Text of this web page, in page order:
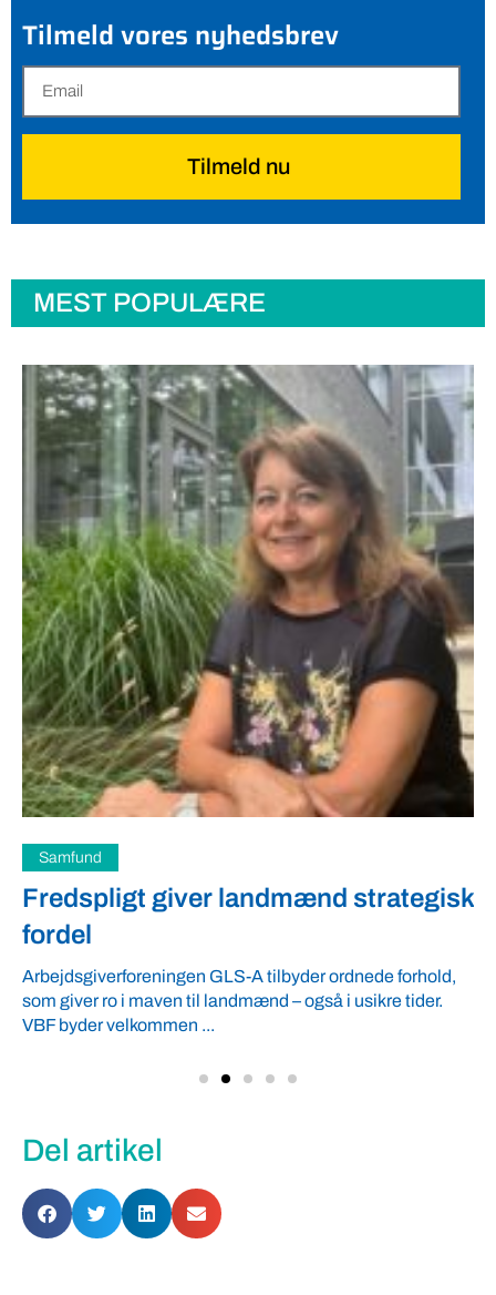
Tilmeld vores nyhedsbrev
Tilmeld nu
MEST POPULÆRE
Samfund
Fredspligt giver landmænd strategisk
fordel
Arbejdsgiverforeningen GLS-A tilbyder ordnede forhold,
som giver ro i maven til landmænd – også i usikre tider.
VBF byder velkommen ...
Del artikel